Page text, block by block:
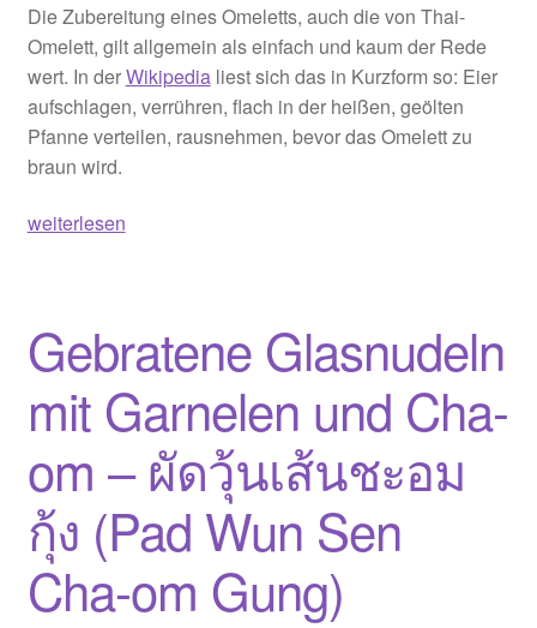
Die Zubereitung eines Omeletts, auch die von Thai-
Omelett, gilt allgemein als einfach und kaum der Rede
wert. In derWikipedialiest sich das in Kurzform so: Eier
aufschlagen, verrühren, flach in der heißen, geölten
Pfanne verteilen, rausnehmen, bevor das Omelett zu
braun wird.
Thai-
Würstchen
–
ไข่
เจียว
(Kai
Jiao)
weiterlesen
Gebratene Glasnudeln
mit Garnelen und Cha-
om – ผัดวุ้นเส้นชะอม
กุ้ง (Pad Wun Sen
Cha-om Gung)